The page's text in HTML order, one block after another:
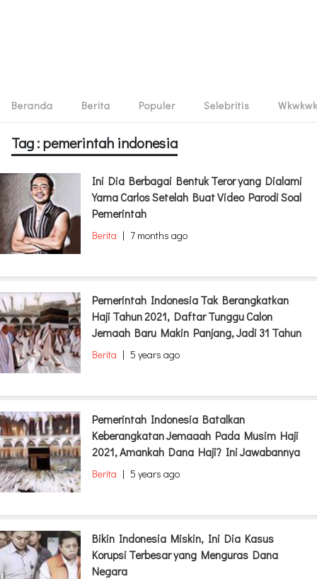
Beranda Berita Populer Selebritis Wkwkwk
Tag : pemerintah indonesia
Ini Dia Berbagai Bentuk Teror yang Dialami
Yama Carlos Setelah Buat Video Parodi Soal
Pemerintah
Berita | 7 months ago
Pemerintah Indonesia Tak Berangkatkan
Haji Tahun 2021, Daftar Tunggu Calon
Jemaah Baru Makin Panjang, Jadi 31 Tahun
Berita | 5 years ago
Pemerintah Indonesia Batalkan
Keberangkatan Jemaaah Pada Musim Haji
2021, Amankah Dana Haji? Ini Jawabannya
Berita | 5 years ago
Bikin Indonesia Miskin, Ini Dia Kasus
Korupsi Terbesar yang Menguras Dana
Negara